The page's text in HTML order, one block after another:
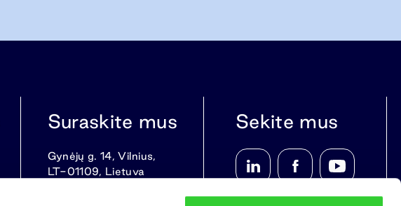
Suraskite mus
Gynėjų g. 14, Vilnius,
LT-01109, Lietuva
Sekite mus